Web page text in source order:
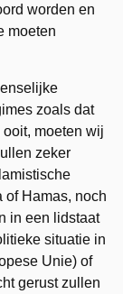
worden en
moeten
zoals dat
moeten wij
zeker
of Hamas, noch
in een lidstaat
situatie in
Unie) of
gerust zullen